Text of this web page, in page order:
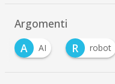
Argomenti
A
AI R robot